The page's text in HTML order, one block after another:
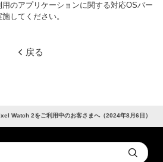
のアプリケーションに関する対応OSバー
してください。
戻る
Watch 2をご利用中のお客さまへ（2024年8月6日）
Submit